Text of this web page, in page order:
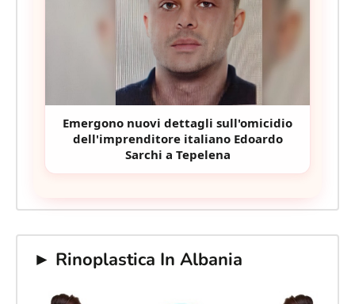
Emergono nuovi dettagli sull'omicidio
dell'imprenditore italiano Edoardo
Sarchi a Tepelena
► Rinoplastica In Albania